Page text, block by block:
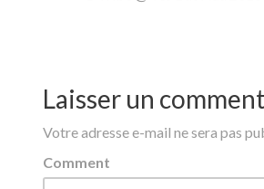
Laisser un
Votre adresse e-mail ne sera pas
Comment